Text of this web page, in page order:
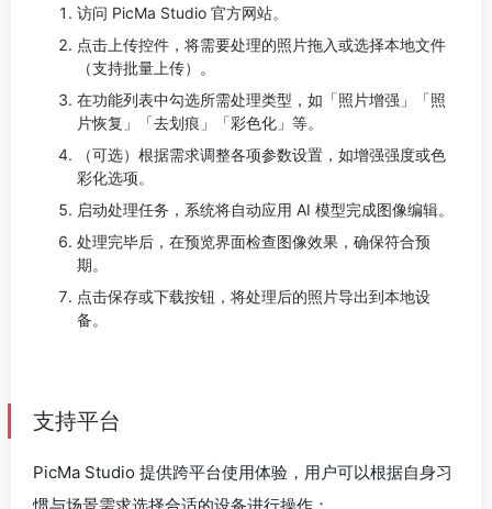
访问 PicMa Studio 官方网站。
点击上传控件，将需要处理的照片拖入或选择本地文件
（支持批量上传）。
在功能列表中勾选所需处理类型，如「照片增强」「照
片恢复」「去划痕」「彩色化」等。
（可选）根据需求调整各项参数设置，如增强强度或色
彩化选项。
启动处理任务，系统将自动应用 AI 模型完成图像编辑。
处理完毕后，在预览界面检查图像效果，确保符合预
期。
点击保存或下载按钮，将处理后的照片导出到本地设
备。
支持平台
PicMa Studio 提供跨平台使用体验，用户可以根据自身习
惯与场景需求选择合适的设备进行操作：